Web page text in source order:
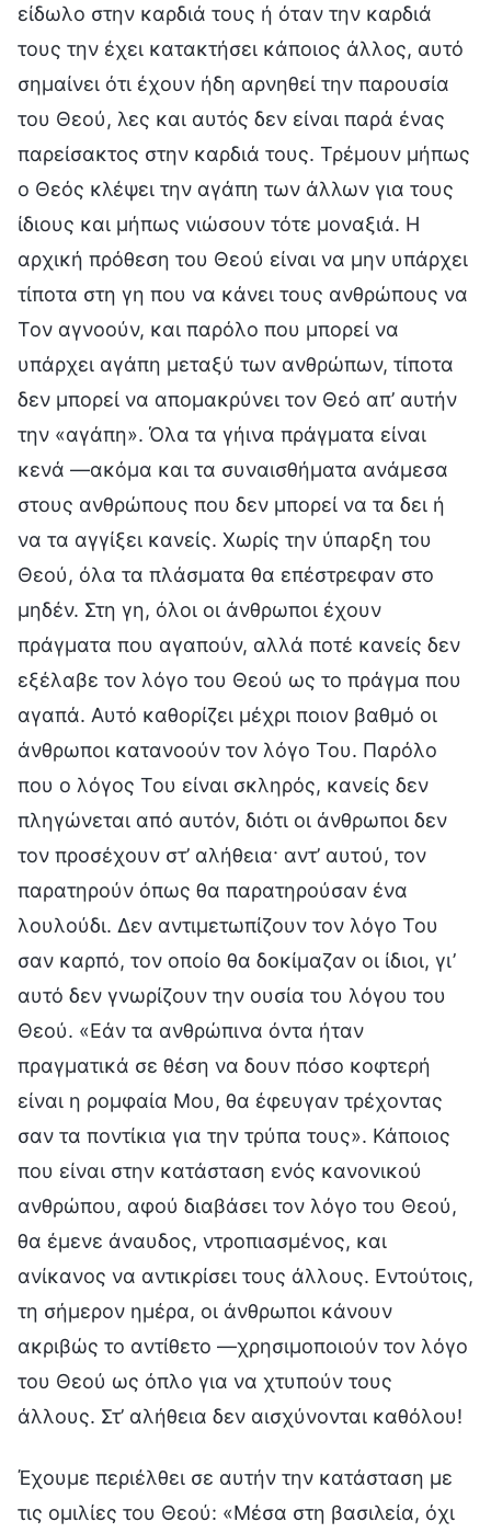
είδωλο στην καρδιά τους ή όταν την καρδιά
τους την έχει κατακτήσει κάποιος άλλος, αυτό
σημαίνει ότι έχουν ήδη αρνηθεί την παρουσία
του Θεού, λες και αυτός δεν είναι παρά ένας
παρείσακτος στην καρδιά τους. Τρέμουν μήπως
ο Θεός κλέψει την αγάπη των άλλων για τους
ίδιους και μήπως νιώσουν τότε μοναξιά. Η
αρχική πρόθεση του Θεού είναι να μην υπάρχει
τίποτα στη γη που να κάνει τους ανθρώπους να
Τον αγνοούν, και παρόλο που μπορεί να
υπάρχει αγάπη μεταξύ των ανθρώπων, τίποτα
δεν μπορεί να απομακρύνει τον Θεό απ’ αυτήν
την «αγάπη». Όλα τα γήινα πράγματα είναι
κενά —ακόμα και τα συναισθήματα ανάμεσα
στους ανθρώπους που δεν μπορεί να τα δει ή
να τα αγγίξει κανείς. Χωρίς την ύπαρξη του
Θεού, όλα τα πλάσματα θα επέστρεφαν στο
μηδέν. Στη γη, όλοι οι άνθρωποι έχουν
πράγματα που αγαπούν, αλλά ποτέ κανείς δεν
εξέλαβε τον λόγο του Θεού ως το πράγμα που
αγαπά. Αυτό καθορίζει μέχρι ποιον βαθμό οι
άνθρωποι κατανοούν τον λόγο Του. Παρόλο
που ο λόγος Του είναι σκληρός, κανείς δεν
πληγώνεται από αυτόν, διότι οι άνθρωποι δεν
τον προσέχουν στ’ αλήθεια· αντ’ αυτού, τον
παρατηρούν όπως θα παρατηρούσαν ένα
λουλούδι. Δεν αντιμετωπίζουν τον λόγο Του
σαν καρπό, τον οποίο θα δοκίμαζαν οι ίδιοι, γι’
αυτό δεν γνωρίζουν την ουσία του λόγου του
Θεού. «Εάν τα ανθρώπινα όντα ήταν
πραγματικά σε θέση να δουν πόσο κοφτερή
είναι η ρομφαία Μου, θα έφευγαν τρέχοντας
σαν τα ποντίκια για την τρύπα τους». Κάποιος
που είναι στην κατάσταση ενός κανονικού
ανθρώπου, αφού διαβάσει τον λόγο του Θεού,
θα έμενε άναυδος, ντροπιασμένος, και
ανίκανος να αντικρίσει τους άλλους. Εντούτοις,
τη σήμερον ημέρα, οι άνθρωποι κάνουν
ακριβώς το αντίθετο —χρησιμοποιούν τον λόγο
του Θεού ως όπλο για να χτυπούν τους
άλλους. Στ’ αλήθεια δεν αισχύνονται καθόλου!
Έχουμε περιέλθει σε αυτήν την κατάσταση με
τις ομιλίες του Θεού: «Μέσα στη βασιλεία, όχι